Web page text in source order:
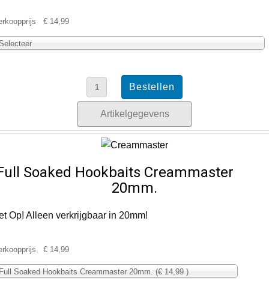
€ 14,99
Artikelgegevens
Soaked Hookbaits Creammaster
20mm.
Op! Alleen verkrijgbaar in 20mm!
€ 14,99
Soaked Hookbaits Creammaster 20mm. (€ 14,99 )